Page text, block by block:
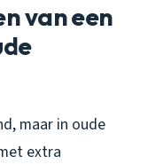
van een
maar in oude
extra